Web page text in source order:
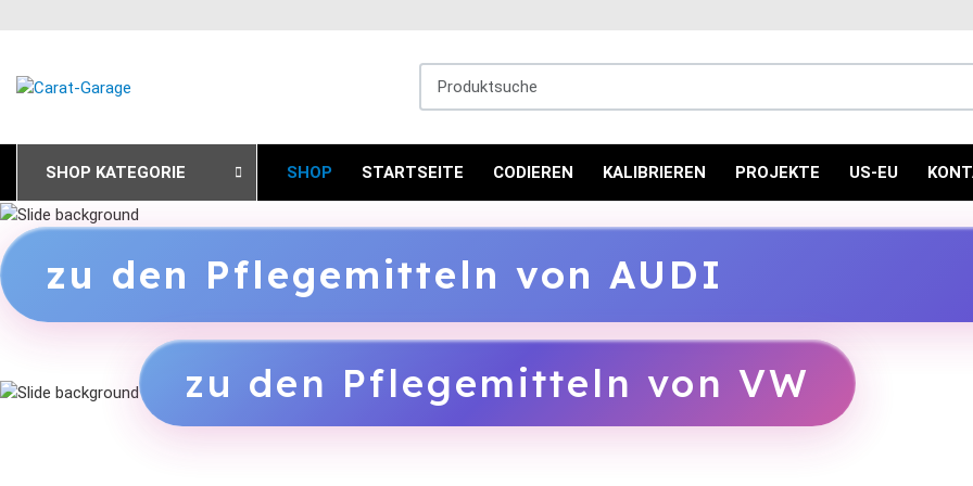
SHOP KATEGORIE SHOP STARTSEITE CODIEREN KALIBRIEREN PROJEKTE US-EU
zu den Pflegemitteln von AUDI
zu den Pflegemitteln von VW